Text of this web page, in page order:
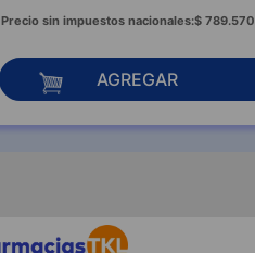
Precio sin impuestos nacionales:$ 789.570
AGREGAR